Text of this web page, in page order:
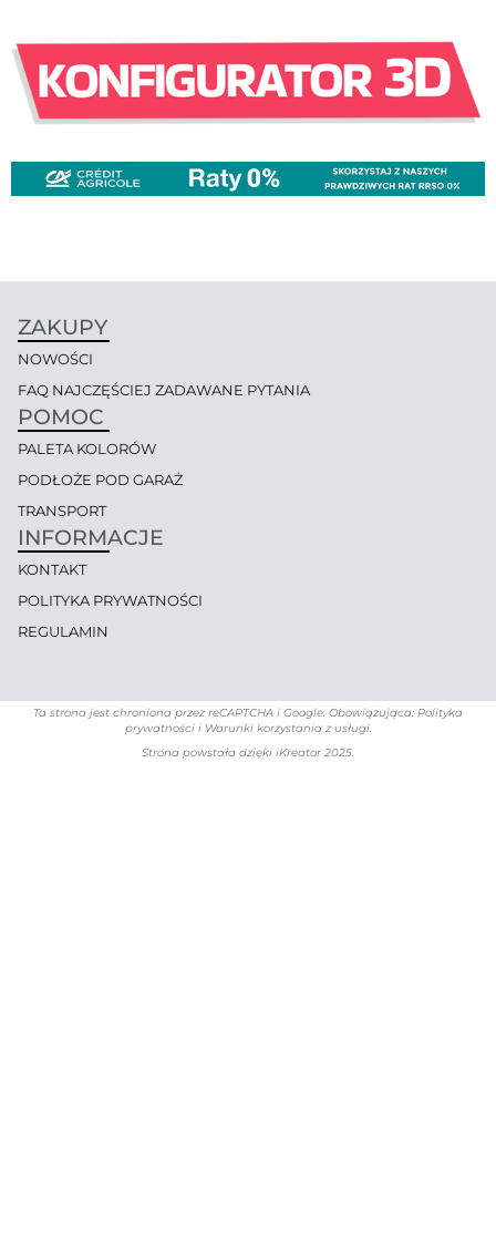
ZAKUPY
NOWOŚCI
FAQ NAJCZĘŚCIEJ ZADAWANE PYTANIA
POMOC
PALETA KOLORÓW
PODŁOŻE POD GARAŻ
TRANSPORT
INFORMACJE
KONTAKT
POLITYKA PRYWATNOŚCI
REGULAMIN
Ta strona jest chroniona przez reCAPTCHA i Google. Obowiązująca: Polityka
prywatności i Warunki korzystania z usługi.
Strona powstała dzięki iKreator 2025